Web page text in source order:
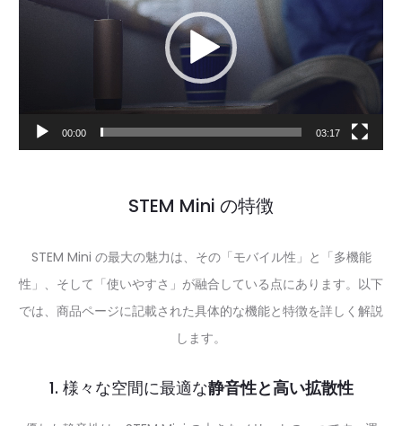
プ
レ
ヤ
00:00 03:17
STEM Mini の特徴
STEM Mini の最大の魅力は、その「モバイル性」と「多機能
性」、そして「使いやすさ」が融合している点にあります。以下
では、商品ページに記載された具体的な機能と特徴を詳しく解説
します。
1. 様々な空間に最適な静音性と高い拡散性